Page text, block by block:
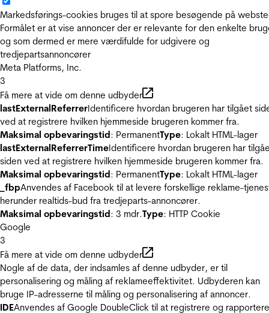
Markedsførings-cookies bruges til at spore besøgende på
Formålet er at vise annoncer der er relevante for den enkelte
og som dermed er mere værdifulde for udgivere og
tredjepartsannoncører
Meta Platforms, Inc.
3
Få mere at vide om denne udbyder
lastExternalReferrerIdentificere hvordan brugeren har tilgået
ved at registrere hvilken hjemmeside brugeren kommer fra.
Maksimal opbevaringstid: PermanentType: Lokalt HTML-lager
lastExternalReferrerTimeIdentificere hvordan brugeren har
siden ved at registrere hvilken hjemmeside brugeren kommer fra.
Maksimal opbevaringstid: PermanentType: Lokalt HTML-lager
_fbpAnvendes af Facebook til at levere forskellige reklame-
herunder realtids-bud fra tredjeparts-annoncører.
Maksimal opbevaringstid: 3 mdr.Type: HTTP Cookie
Google
3
Få mere at vide om denne udbyder
Nogle af de data, der indsamles af denne udbyder, er til
personalisering og måling af reklameeffektivitet. Udbyderen kan
bruge IP-adresserne til måling og personalisering af annoncer.
IDEAnvendes af Google DoubleClick til at registrere og